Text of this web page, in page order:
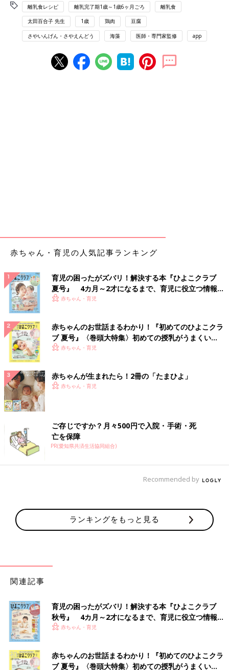
離乳完了期 1才～1才6カ月ごろから使える「わかめ入り豆腐バー
グ 」のレシピをご紹介。
材料
・豆腐（絹ごし）…2cm角1個（10g）
混ぜ合わせ、2等分して小判形にまとめる。
（3）フライパンにサラダ油を熱し、（2）の両面を中に火が通る
まで約2分焼き、器に盛り、（1）のさやいんげん
を添える。
さばソテーケチャップソースあえ （離乳
【離乳完了期 1才～1才6カ月ごろ】 さばは鉄分
が豊富「さばソテーケチャップソースあえ 」
離乳食の主菜におすすめ。
●監修／太田百合子先生（管理栄養士）
●参照／初めてママ＆パパのための365日の離乳食カレンダー
ー
●初めてママ＆パパのための 365日の離乳食カレンダー
離乳食レシピ 離乳完了期1歳～1歳6ヶ月ごろ 離乳食
太田百合子 先生 1歳 鶏肉 豆腐
さやいんげん・さやえんどう 海藻 医師・専門家監修 app
赤ちゃん・育児の人気記事ランキング
育児の困ったがズバリ！解決する本『ひよこクラブ
夏号』 4カ月～2才になるまで、育児に役立つ情報が
いっぱい！
赤ちゃん・育児
赤ちゃんのお世話まるわかり！『初めてのひよこクラ
ブ 夏号』〈巻頭大特集〉初めての授乳がうまくい
く！ おっぱい・ミルクの基本と夏のトラブル 解決テ
赤ちゃん・育児
赤ちゃんが生まれたら！2冊の「たまひよ」
赤ちゃん・育児
ご存じですか？月々500円で入院・手術・死
亡を保障
PR(愛知県共済生活協同組合)
Recommended by
ランキングをもっと見る
関連記事
育児の困ったがズバリ！解決する本『ひよこクラブ
秋号』 4カ月～2才になるまで、育児に役立つ情報が
いっぱい！
赤ちゃん・育児
赤ちゃんのお世話まるわかり！『初めてのひよこクラ
ブ 夏号』〈巻頭大特集〉初めての授乳がうまくい